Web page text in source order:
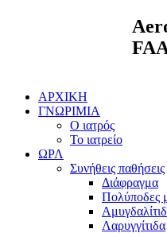
ΑΡΧΙΚΗ
ΓΝΩΡΙΜΙΑ
Ο ιατρός
Το ιατρείο
ΩΡΛ
Συνήθεις παθήσεις
Διάφραγμα
Πολύποδες
Λαρυγγίτιδα